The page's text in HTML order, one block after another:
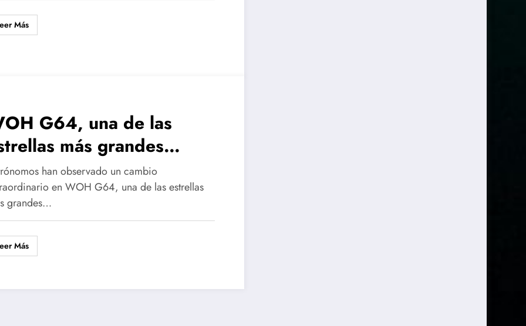
Más
G64, una de las
más grandes
podría estar
en su fase final
han observado un cambio
en WOH G64, una de las estrellas
grandes…
Más